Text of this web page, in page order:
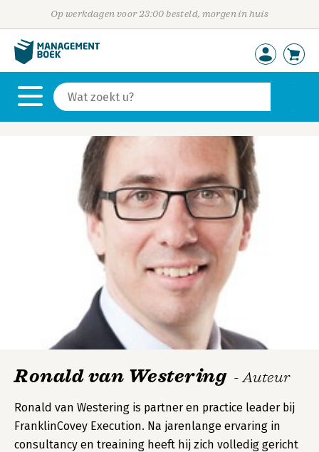
Op werkdagen voor 23:00 besteld, morgen in huis
Ronald van Westering - Auteur
Ronald van Westering is partner en practice leader bij
FranklinCovey Execution. Na jarenlange ervaring in
consultancy en treaining heeft hij zich volledig gericht